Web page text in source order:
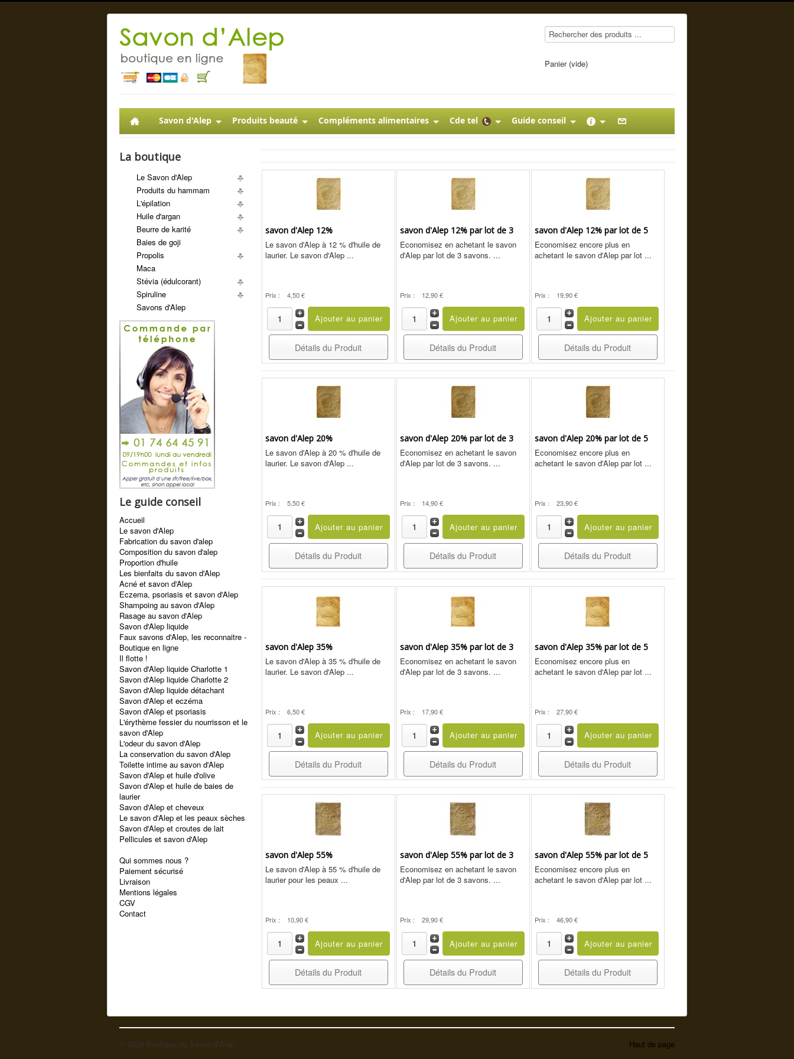
Panier (vide)
Savon d'Alep Produits beauté Compléments alimentaires Cde tel Guide conseil
La boutique
Le Savon d'Alep
Produits du hammam
L'épilation
Huile d'argan
Beurre de karité
Baies de goji
Propolis
Maca
Stévia (édulcorant)
Spiruline
Savons d'Alep
Le guide conseil
Accueil
Le savon d'Alep
Fabrication du savon d'alep
Composition du savon d'alep
Proportion d'huile
Les bienfaits du savon d'Alep
Acné et savon d'Alep
Eczema, psoriasis et savon d'Alep
Shampoing au savon d'Alep
Rasage au savon d'Alep
Savon d'Alep liquide
Faux savons d'Alep, les reconnaitre -
Boutique en ligne
Il flotte !
Savon d'Alep liquide Charlotte 1
Savon d'Alep liquide Charlotte 2
Savon d'Alep liquide détachant
Savon d'Alep et eczéma
Savon d'Alep et psoriasis
L'érythème fessier du nourrisson et le
savon d'Alep
L'odeur du savon d'Alep
La conservation du savon d'Alep
Toilette intime au savon d'Alep
Savon d'Alep et huile d'olive
Savon d'Alep et huile de baies de
laurier
Savon d'Alep et cheveux
Le savon d'Alep et les peaux sèches
Savon d'Alep et croutes de lait
Pellicules et savon d'Alep
Qui sommes nous ?
Paiement sécurisé
Livraison
Mentions légales
CGV
Contact
savon d'Alep 12%
Le savon d'Alep à 12 % d'huile de
laurier. Le savon d'Alep ...
Prix : 4,50 €
Détails du Produit
savon d'Alep 12% par lot de 3
Economisez en achetant le savon
d'Alep par lot de 3 savons. ...
Prix : 12,90 €
Détails du Produit
savon d'Alep 12% par lot de 5
Economisez encore plus en
achetant le savon d'Alep par lot ...
Prix : 19,90 €
Détails du Produit
savon d'Alep 20%
Le savon d'Alep à 20 % d'huile de
laurier. Le savon d'Alep ...
Prix : 5,50 €
Détails du Produit
savon d'Alep 20% par lot de 3
Economisez en achetant le savon
d'Alep par lot de 3 savons. ...
Prix : 14,90 €
Détails du Produit
savon d'Alep 20% par lot de 5
Economisez encore plus en
achetant le savon d'Alep par lot ...
Prix : 23,90 €
Détails du Produit
savon d'Alep 35%
Le savon d'Alep à 35 % d'huile de
laurier. Le savon d'Alep ...
Prix : 6,50 €
Détails du Produit
savon d'Alep 35% par lot de 3
Economisez en achetant le savon
d'Alep par lot de 3 savons. ...
Prix : 17,90 €
Détails du Produit
savon d'Alep 35% par lot de 5
Economisez encore plus en
achetant le savon d'Alep par lot ...
Prix : 27,90 €
Détails du Produit
savon d'Alep 55%
Le savon d'Alep à 55 % d'huile de
laurier pour les peaux ...
Prix : 10,90 €
Détails du Produit
savon d'Alep 55% par lot de 3
Economisez en achetant le savon
d'Alep par lot de 3 savons. ...
Prix : 29,90 €
Détails du Produit
savon d'Alep 55% par lot de 5
Economisez encore plus en
achetant le savon d'Alep par lot ...
Prix : 46,90 €
Détails du Produit
Haut de page
© 2026 Boutique du Savon d'Alep